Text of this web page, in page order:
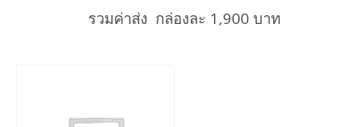
รวมค่าส่ง กล่องละ 1,900 บาท